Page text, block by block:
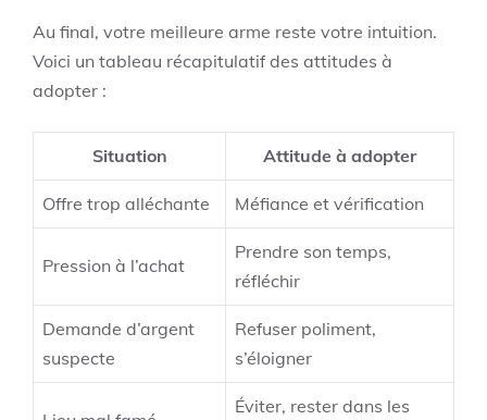
Au final, votre meilleure arme reste votre intuition.
Voici un tableau récapitulatif des attitudes à
adopter :
Situation Attitude à adopter
Offre trop alléchante Méfiance et vérification
Pression à l’achat
Prendre son temps,
réfléchir
Demande d’argent
suspecte
Refuser poliment,
s’éloigner
Éviter, rester dans les